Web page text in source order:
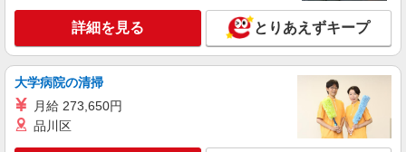
善は急げ≫≫≫履歴書不要＆面接なし！駅チカ
病院で看護助手急募
時給1500円〜2125円 ＜日払い有/週払い有/交
通費全支給(ガソリン代含む)＞
詳細を見る
詳細を見る とりあえずキープ
大学病院の清掃
月給 273,650円
品川区